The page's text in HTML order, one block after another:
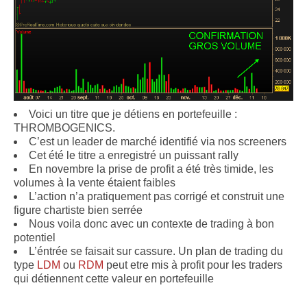
Voici un titre que je détiens en portefeuille :
THROMBOGENICS.
C’est un leader de marché identifié via nos screeners
Cet été le titre a enregistré un puissant rally
En novembre la prise de profit a été très timide, les
volumes à la vente étaient faibles
L’action n’a pratiquement pas corrigé et construit une
figure chartiste bien serrée
Nous voila donc avec un contexte de trading à bon
potentiel
L’éntrée se faisait sur cassure. Un plan de trading du
type LDM ou RDM peut etre mis à profit pour les traders
qui détiennent cette valeur en portefeuille